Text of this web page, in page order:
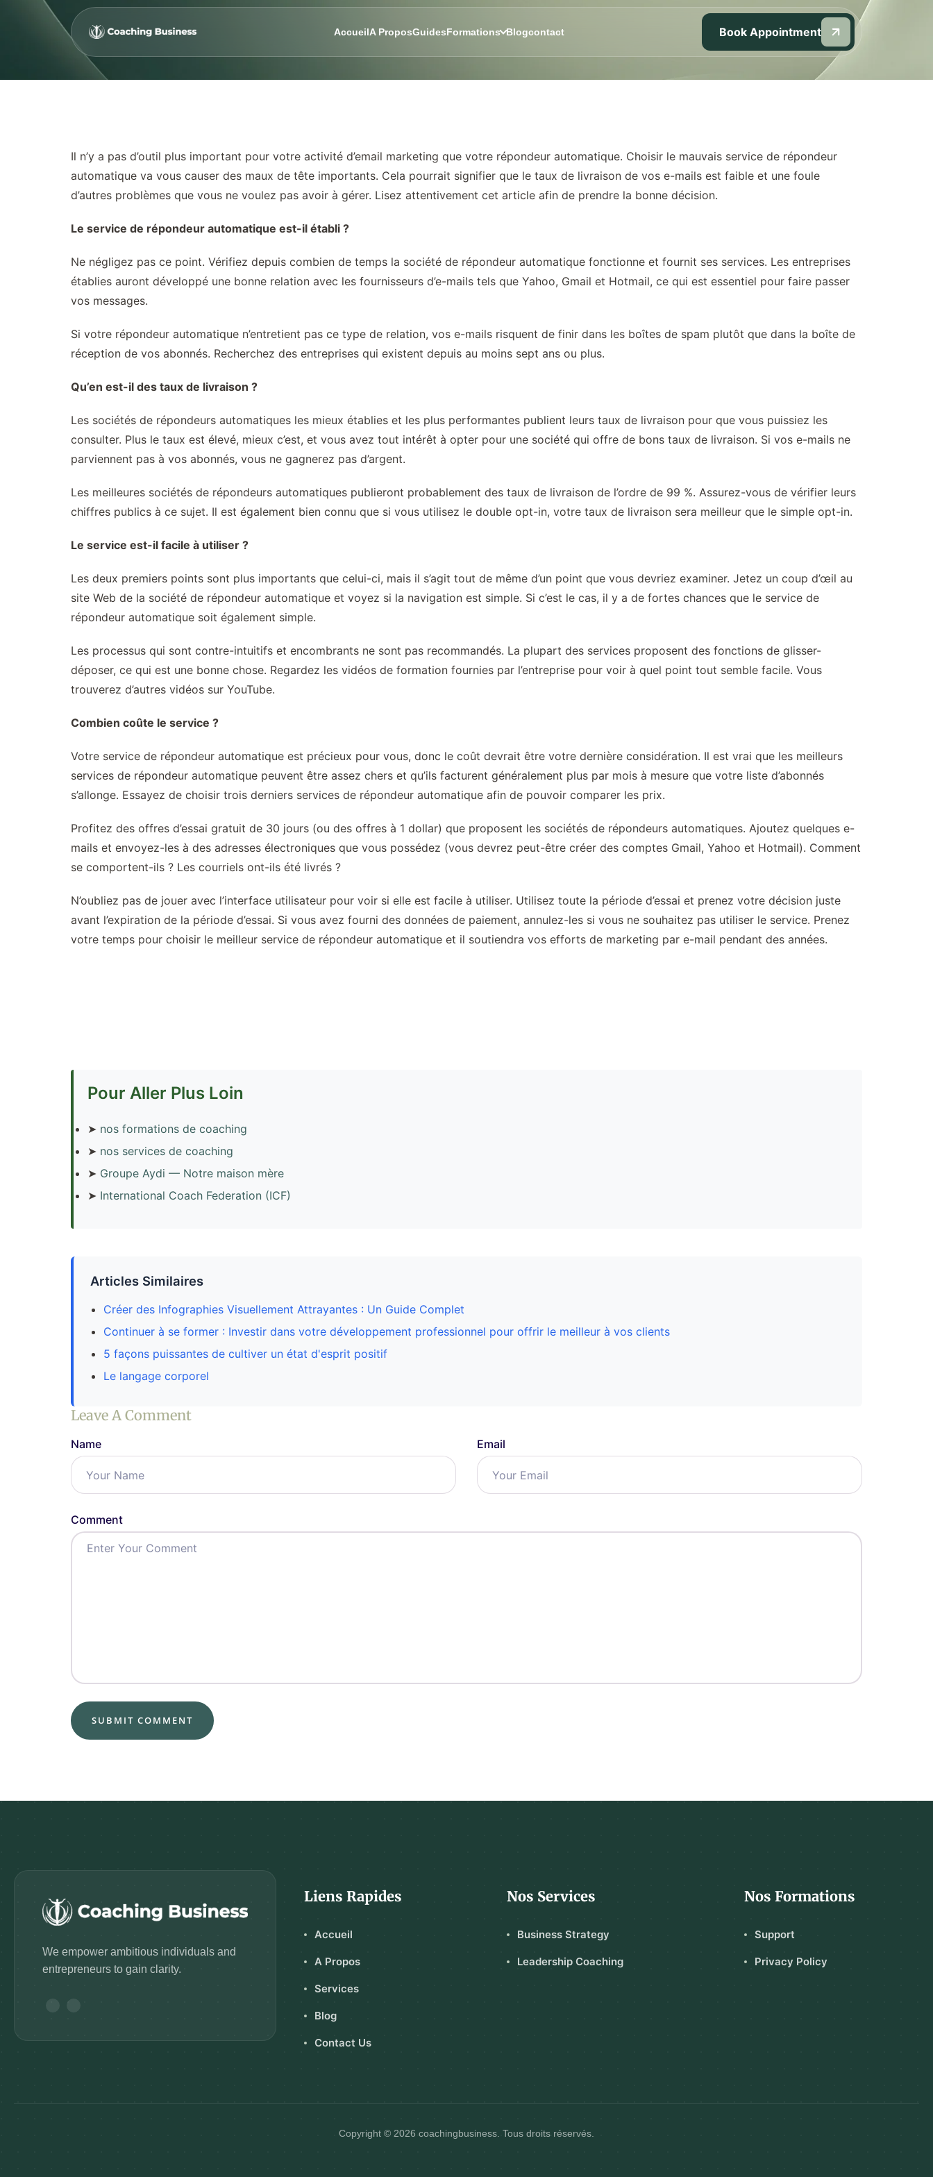
AccueilA ProposGuidesFormations Blogcontact Book Appointment
Il n’y a pas d’outil plus important pour votre activité d’email marketing que votre répondeur automatique. Choisir le mauvais service de répondeur
automatique va vous causer des maux de tête importants. Cela pourrait signifier que le taux de livraison de vos e-mails est faible et une foule
d’autres problèmes que vous ne voulez pas avoir à gérer. Lisez attentivement cet article afin de prendre la bonne décision.
Le service de répondeur automatique est-il établi ?
Ne négligez pas ce point. Vérifiez depuis combien de temps la société de répondeur automatique fonctionne et fournit ses services. Les entreprises
établies auront développé une bonne relation avec les fournisseurs d’e-mails tels que Yahoo, Gmail et Hotmail, ce qui est essentiel pour faire passer
vos messages.
Si votre répondeur automatique n’entretient pas ce type de relation, vos e-mails risquent de finir dans les boîtes de spam plutôt que dans la boîte de
réception de vos abonnés. Recherchez des entreprises qui existent depuis au moins sept ans ou plus.
Qu’en est-il des taux de livraison ?
Les sociétés de répondeurs automatiques les mieux établies et les plus performantes publient leurs taux de livraison pour que vous puissiez les
consulter. Plus le taux est élevé, mieux c’est, et vous avez tout intérêt à opter pour une société qui offre de bons taux de livraison. Si vos e-mails ne
parviennent pas à vos abonnés, vous ne gagnerez pas d’argent.
Les meilleures sociétés de répondeurs automatiques publieront probablement des taux de livraison de l’ordre de 99 %. Assurez-vous de vérifier leurs
chiffres publics à ce sujet. Il est également bien connu que si vous utilisez le double opt-in, votre taux de livraison sera meilleur que le simple opt-in.
Le service est-il facile à utiliser ?
Les deux premiers points sont plus importants que celui-ci, mais il s’agit tout de même d’un point que vous devriez examiner. Jetez un coup d’œil au
site Web de la société de répondeur automatique et voyez si la navigation est simple. Si c’est le cas, il y a de fortes chances que le service de
répondeur automatique soit également simple.
Les processus qui sont contre-intuitifs et encombrants ne sont pas recommandés. La plupart des services proposent des fonctions de glisser-
déposer, ce qui est une bonne chose. Regardez les vidéos de formation fournies par l’entreprise pour voir à quel point tout semble facile. Vous
trouverez d’autres vidéos sur YouTube.
Combien coûte le service ?
Votre service de répondeur automatique est précieux pour vous, donc le coût devrait être votre dernière considération. Il est vrai que les meilleurs
services de répondeur automatique peuvent être assez chers et qu’ils facturent généralement plus par mois à mesure que votre liste d’abonnés
s’allonge. Essayez de choisir trois derniers services de répondeur automatique afin de pouvoir comparer les prix.
Profitez des offres d’essai gratuit de 30 jours (ou des offres à 1 dollar) que proposent les sociétés de répondeurs automatiques. Ajoutez quelques e-
mails et envoyez-les à des adresses électroniques que vous possédez (vous devrez peut-être créer des comptes Gmail, Yahoo et Hotmail). Comment
se comportent-ils ? Les courriels ont-ils été livrés ?
N’oubliez pas de jouer avec l’interface utilisateur pour voir si elle est facile à utiliser. Utilisez toute la période d’essai et prenez votre décision juste
avant l’expiration de la période d’essai. Si vous avez fourni des données de paiement, annulez-les si vous ne souhaitez pas utiliser le service. Prenez
votre temps pour choisir le meilleur service de répondeur automatique et il soutiendra vos efforts de marketing par e-mail pendant des années.
Pour Aller Plus Loin
➤ nos formations de coaching
➤ nos services de coaching
➤ Groupe Aydi — Notre maison mère
➤ International Coach Federation (ICF)
Articles Similaires
Créer des Infographies Visuellement Attrayantes : Un Guide Complet
Continuer à se former : Investir dans votre développement professionnel pour offrir le meilleur à vos clients
5 façons puissantes de cultiver un état d'esprit positif
Le langage corporel
Leave A Comment
Name Email
Comment
We empower ambitious individuals and
entrepreneurs to gain clarity.
Liens Rapides
Accueil
A Propos
Services
Blog
Contact Us
Nos Services
Business Strategy
Leadership Coaching
Nos Formations
Support
Privacy Policy
Copyright © 2026 coachingbusiness. Tous droits réservés.